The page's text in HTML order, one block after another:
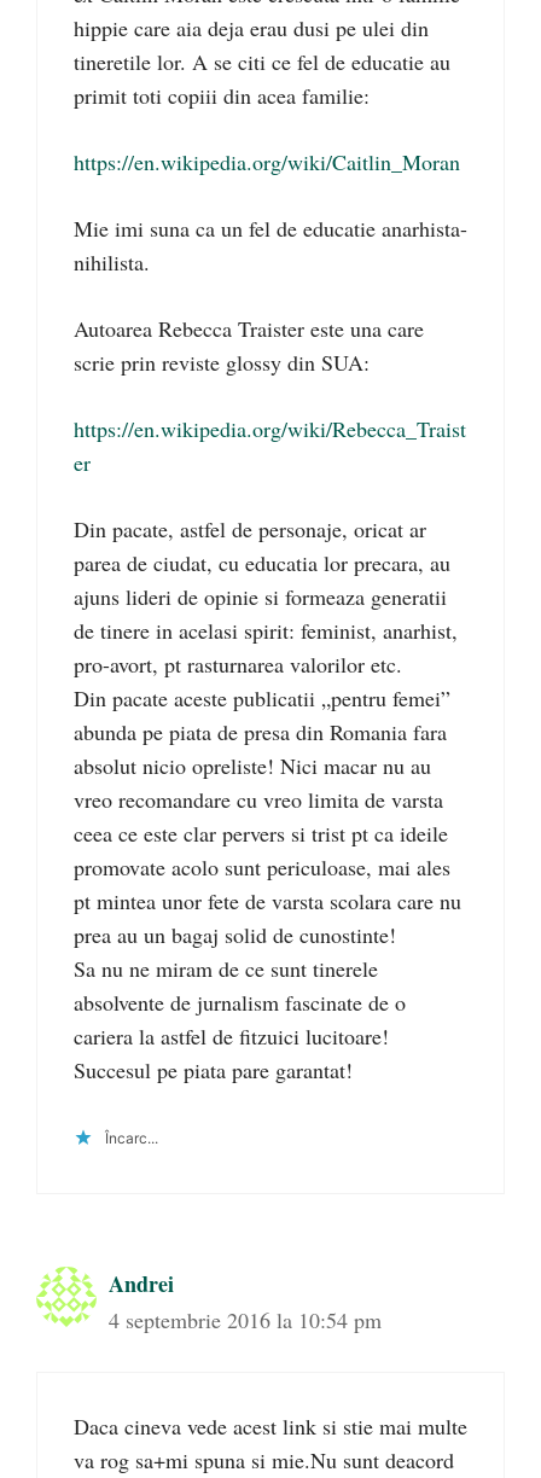
hippie care aia deja erau dusi pe ulei din
tineretile lor. A se citi ce fel de educatie au
primit toti copiii din acea familie:
https://en.wikipedia.org/wiki/Caitlin_Moran
Mie imi suna ca un fel de educatie anarhista-
nihilista.
Autoarea Rebecca Traister este una care
scrie prin reviste glossy din SUA:
https://en.wikipedia.org/wiki/Rebecca_Traist
er
Din pacate, astfel de personaje, oricat ar
parea de ciudat, cu educatia lor precara, au
ajuns lideri de opinie si formeaza generatii
de tinere in acelasi spirit: feminist, anarhist,
pro-avort, pt rasturnarea valorilor etc.
Din pacate aceste publicatii „pentru femei”
abunda pe piata de presa din Romania fara
absolut nicio opreliste! Nici macar nu au
vreo recomandare cu vreo limita de varsta
ceea ce este clar pervers si trist pt ca ideile
promovate acolo sunt periculoase, mai ales
pt mintea unor fete de varsta scolara care nu
prea au un bagaj solid de cunostinte!
Sa nu ne miram de ce sunt tinerele
absolvente de jurnalism fascinate de o
cariera la astfel de fitzuici lucitoare!
Succesul pe piata pare garantat!
Încarc...
Andrei
4 septembrie 2016 la 10:54 pm
Daca cineva vede acest link si stie mai multe
va rog sa+mi spuna si mie.Nu sunt deacord